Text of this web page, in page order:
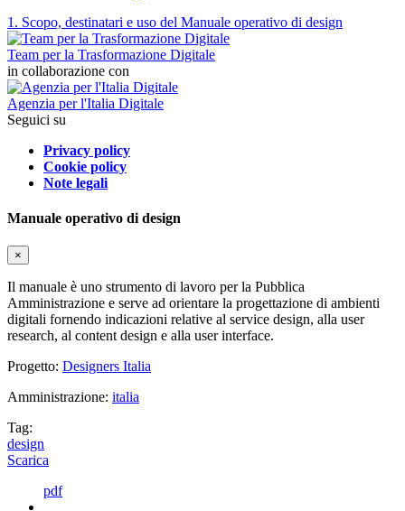
1. Scopo, destinatari e uso del Manuale operativo di design
Team per la Trasformazione Digitale
in collaborazione con
Agenzia per l'Italia Digitale
Seguici su
Privacy policy
Cookie policy
Note legali
Manuale operativo di design
×
Il manuale è uno strumento di lavoro per la Pubblica
Amministrazione e serve ad orientare la progettazione di ambienti
digitali fornendo indicazioni relative al service design, alla user
research, al content design e alla user interface.
Progetto: Designers Italia
Amministrazione: italia
Tag:
design
Scarica
pdf